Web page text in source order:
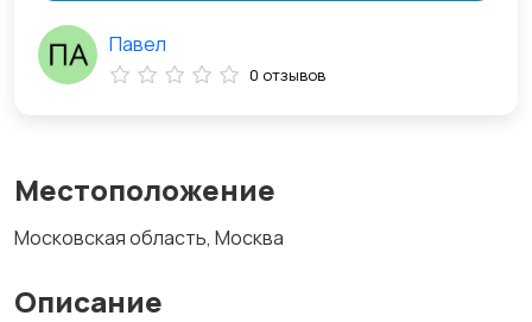
Павел
0 отзывов
Местоположение
Московская область, Москва
Описание